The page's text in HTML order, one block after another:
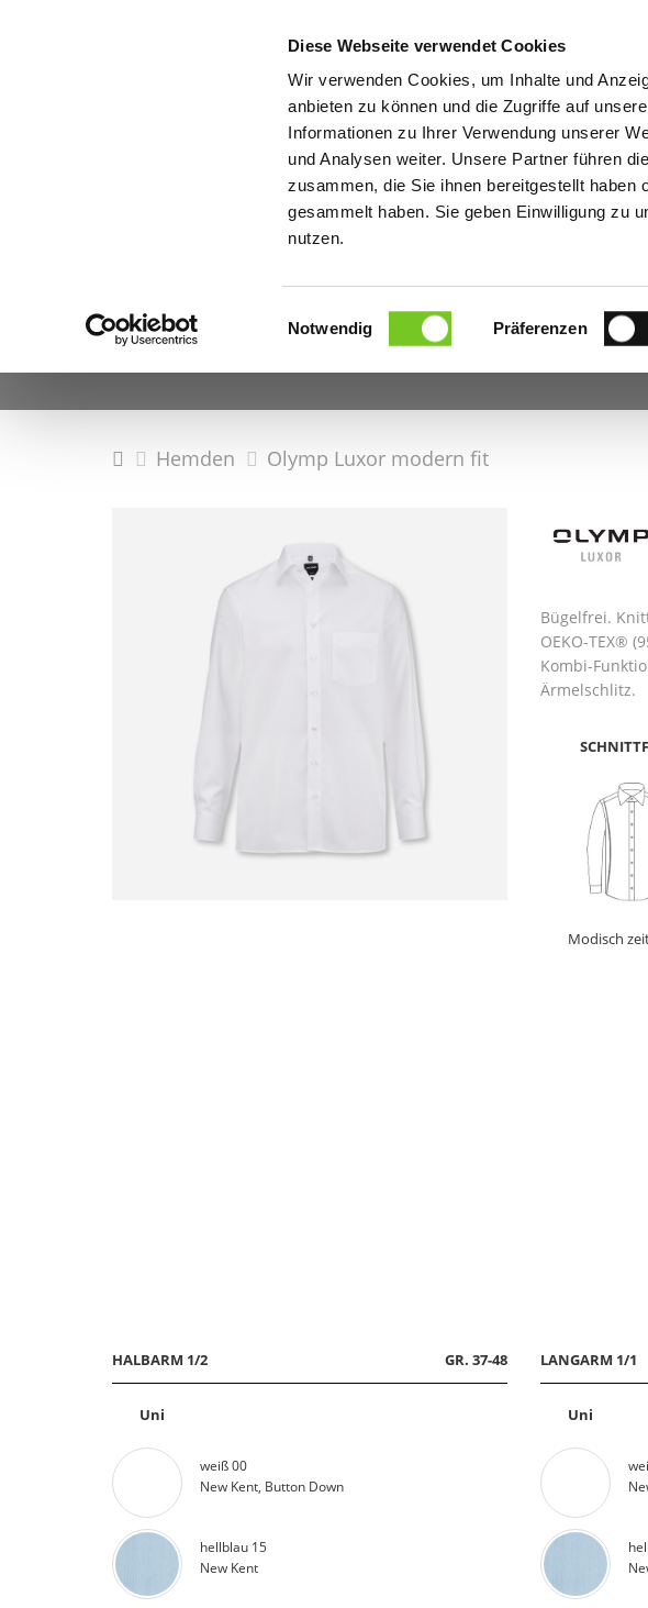
Diese Webseite verwendet Cookies
Wir verwenden Cookies, um Inhalte und
anbieten zu können und die Zugriffe auf
Informationen zu Ihrer Verwendung unserer
und Analysen weiter. Unsere Partner führen
zusammen, die Sie ihnen bereitgestellt
gesammelt haben. Sie geben Einwilligung zu
nutzen.
Einwilligungsauswahl
Notwendig Präferenzen
PRODUKTE CORPORATE
Corporate Fashion
OLYMP-Oberbekleidung an, die wir für Sie günstig und hochwertig
Unternehmensbekleidung, Messebekleidung oder Arbeitsbekleidung
Ihres Unternehmens visualisieren.
Hemden Olymp Luxor modern fit
Bügelfrei.
OEKO-TEX®
Kombi-
Ärmelschlitz.
Modisch
HALBARM 1/2 GR. 37-48
Uni
weiß 00
New Kent, Button Down
hellblau 15
New Kent
LANGARM 1/1
Uni